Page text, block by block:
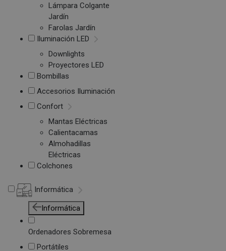
Lámpara Colgante
Jardín
Farolas Jardín
Iluminación LED
Downlights
Proyectores LED
Bombillas
Accesorios Iluminación
Confort
Mantas Eléctricas
Calientacamas
Almohadillas
Eléctricas
Colchones
Informática
Informática
Ordenadores Sobremesa
Portátiles